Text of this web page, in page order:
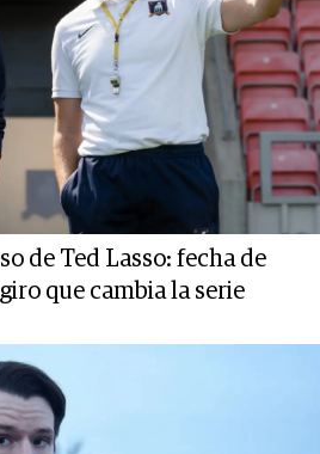
de Ted Lasso: fecha de
que cambia la serie